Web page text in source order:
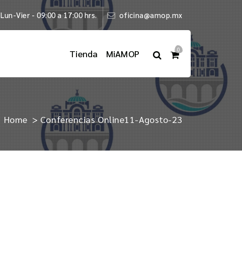
Lun-Vier - 09:00 a 17:00 hrs. oficina@amop.mx
Tienda MiAMOP 0
Home>Conferencias Online11-Agosto-23